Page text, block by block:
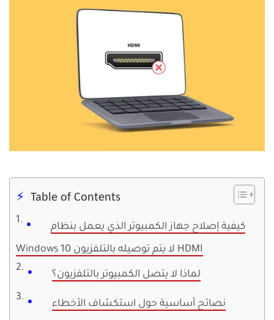
Table of Contents
كيفية إصلاح جهاز الكمبيوتر الذي يعمل بنظام
Windows 10 لا يتم توصيله بالتلفزيون HDMI
لماذا لا يتصل الكمبيوتر بالتلفزيون؟
نصائح أساسية حول استكشاف الأخطاء